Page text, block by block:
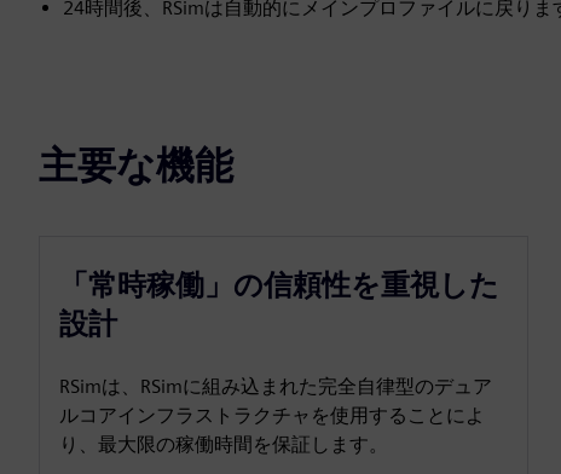
24時間後、RSimは自動的にメインプロファイルに戻りま
主要な機能
「常時稼働」の信頼性を重視した
設計
RSimは、RSimに組み込まれた完全自律型のデュア
ルコアインフラストラクチャを使用することによ
り、最大限の稼働時間を保証します。